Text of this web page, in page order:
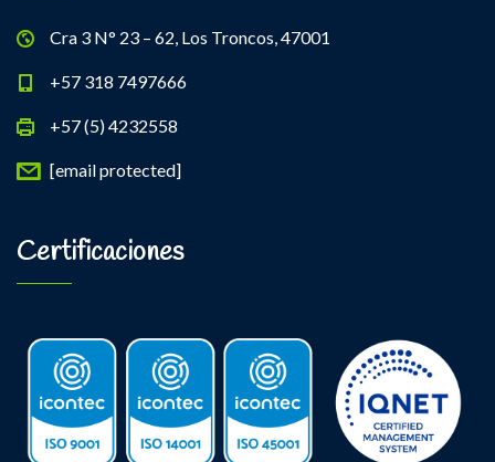
Cra 3 N° 23 – 62, Los Troncos, 47001
+57 318 7497666
+57 (5) 4232558
[email protected]
Certificaciones